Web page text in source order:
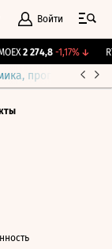
Войти
2 274,8 -1,17%↓
прогнозы